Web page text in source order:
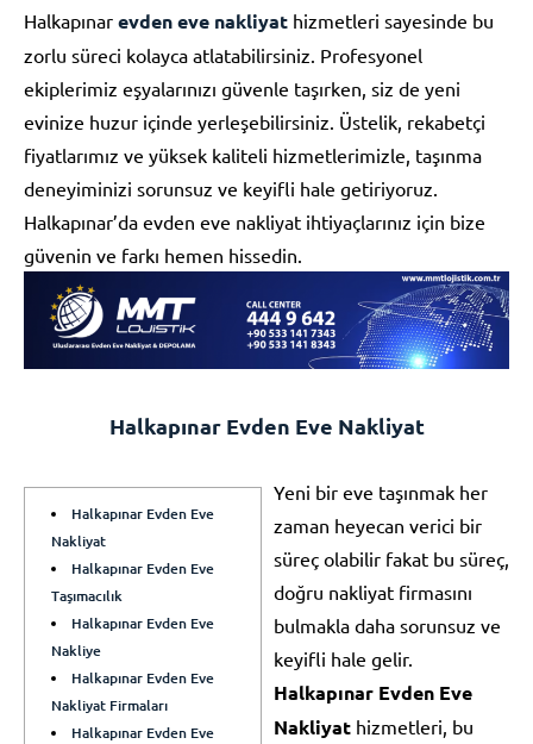
Halkapınar evden eve nakliyat hizmetleri sayesinde bu
zorlu süreci kolayca atlatabilirsiniz. Profesyonel
ekiplerimiz eşyalarınızı güvenle taşırken, siz de yeni
evinize huzur içinde yerleşebilirsiniz. Üstelik, rekabetçi
fiyatlarımız ve yüksek kaliteli hizmetlerimizle, taşınma
deneyiminizi sorunsuz ve keyifli hale getiriyoruz.
Halkapınar’da evden eve nakliyat ihtiyaçlarınız için bize
güvenin ve farkı hemen hissedin.
Halkapınar Evden Eve Nakliyat
Halkapınar Evden Eve
Nakliyat
Halkapınar Evden Eve
Taşımacılık
Halkapınar Evden Eve
Nakliye
Halkapınar Evden Eve
Nakliyat Firmaları
Halkapınar Evden Eve
Yeni bir eve taşınmak her
zaman heyecan verici bir
süreç olabilir fakat bu süreç,
doğru nakliyat firmasını
bulmakla daha sorunsuz ve
keyifli hale gelir.
Halkapınar Evden Eve
Nakliyat hizmetleri, bu